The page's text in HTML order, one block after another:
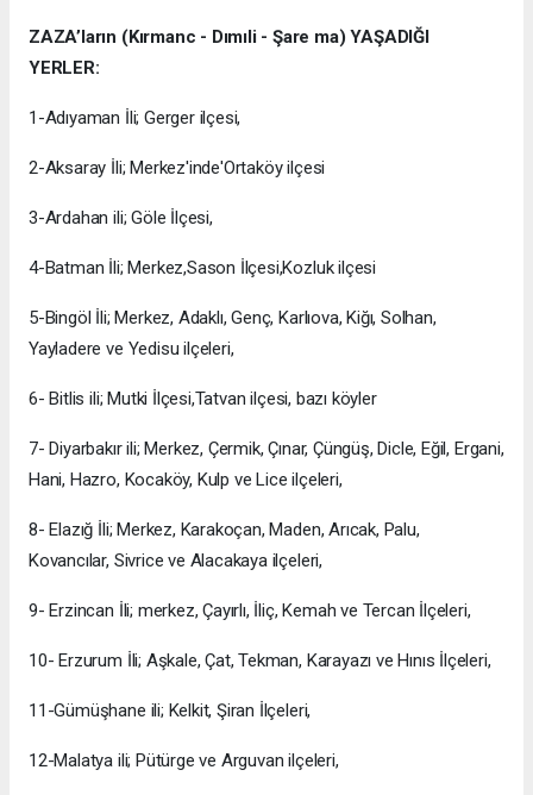
ZAZA’ların (Kırmanc - Dımıli - Şare ma) YAŞADIĞI
YERLER:
1-Adıyaman İli; Gerger ilçesi,
2-Aksaray İli; Merkez'inde'Ortaköy ilçesi
3-Ardahan ili; Göle İlçesi,
4-Batman İli; Merkez,Sason İlçesi,Kozluk ilçesi
5-Bingöl İli; Merkez, Adaklı, Genç, Karlıova, Kiğı, Solhan,
Yayladere ve Yedisu ilçeleri,
6- Bitlis ili; Mutki İlçesi,Tatvan ilçesi, bazı köyler
7- Diyarbakır ili; Merkez, Çermik, Çınar, Çüngüş, Dicle, Eğil, Ergani,
Hani, Hazro, Kocaköy, Kulp ve Lice ilçeleri,
8- Elazığ İli; Merkez, Karakoçan, Maden, Arıcak, Palu,
Kovancılar, Sivrice ve Alacakaya ilçeleri,
9- Erzincan İli; merkez, Çayırlı, İliç, Kemah ve Tercan İlçeleri,
10- Erzurum İli; Aşkale, Çat, Tekman, Karayazı ve Hınıs İlçeleri,
11-Gümüşhane ili; Kelkit, Şiran İlçeleri,
12-Malatya ili; Pütürge ve Arguvan ilçeleri,